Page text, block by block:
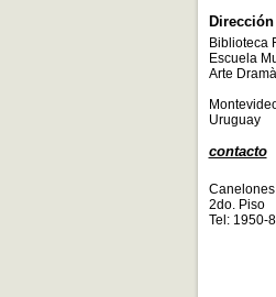
Dirección
Biblioteca
Escuela
Arte
Uruguay
contacto
2do. Piso
Tel: 1950-